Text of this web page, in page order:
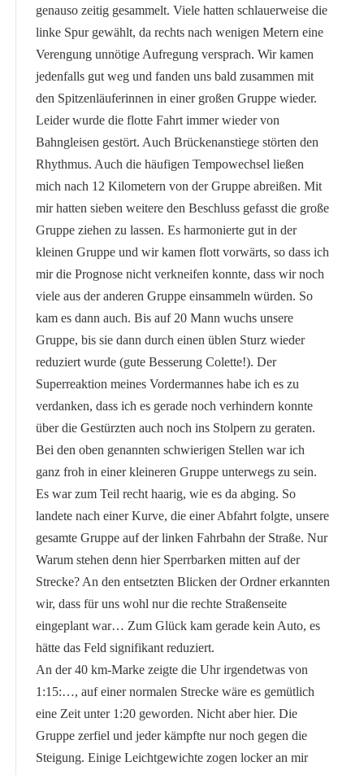
genauso zeitig gesammelt. Viele hatten schlauerweise die
linke Spur gewählt, da rechts nach wenigen Metern eine
Verengung unnötige Aufregung versprach. Wir kamen
jedenfalls gut weg und fanden uns bald zusammen mit
den Spitzenläuferinnen in einer großen Gruppe wieder.
Leider wurde die flotte Fahrt immer wieder von
Bahngleisen gestört. Auch Brückenanstiege störten den
Rhythmus. Auch die häufigen Tempowechsel ließen
mich nach 12 Kilometern von der Gruppe abreißen. Mit
mir hatten sieben weitere den Beschluss gefasst die große
Gruppe ziehen zu lassen. Es harmonierte gut in der
kleinen Gruppe und wir kamen flott vorwärts, so dass ich
mir die Prognose nicht verkneifen konnte, dass wir noch
viele aus der anderen Gruppe einsammeln würden. So
kam es dann auch. Bis auf 20 Mann wuchs unsere
Gruppe, bis sie dann durch einen üblen Sturz wieder
reduziert wurde (gute Besserung Colette!). Der
Superreaktion meines Vordermannes habe ich es zu
verdanken, dass ich es gerade noch verhindern konnte
über die Gestürzten auch noch ins Stolpern zu geraten.
Bei den oben genannten schwierigen Stellen war ich
ganz froh in einer kleineren Gruppe unterwegs zu sein.
Es war zum Teil recht haarig, wie es da abging. So
landete nach einer Kurve, die einer Abfahrt folgte, unsere
gesamte Gruppe auf der linken Fahrbahn der Straße. Nur
Warum stehen denn hier Sperrbarken mitten auf der
Strecke? An den entsetzten Blicken der Ordner erkannten
wir, dass für uns wohl nur die rechte Straßenseite
eingeplant war… Zum Glück kam gerade kein Auto, es
hätte das Feld signifikant reduziert.
An der 40 km-Marke zeigte die Uhr irgendetwas von
1:15:…, auf einer normalen Strecke wäre es gemütlich
eine Zeit unter 1:20 geworden. Nicht aber hier. Die
Gruppe zerfiel und jeder kämpfte nur noch gegen die
Steigung. Einige Leichtgewichte zogen locker an mir